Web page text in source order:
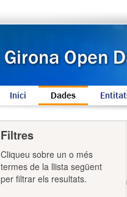
Inici Dades
Filtres
Cliqueu sobre un o més
termes de la llista següent
per filtrar els resultats.